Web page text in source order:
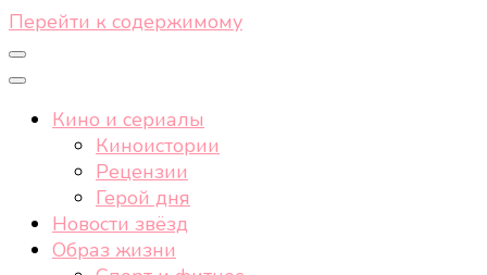
Перейти к содержимому
Кино и сериалы
Киноистории
Рецензии
Герой дня
Новости звёзд
Образ жизни